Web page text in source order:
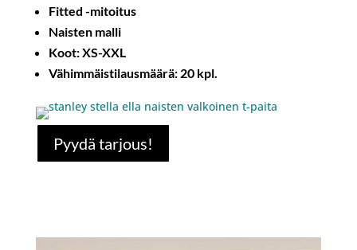
Fitted -mitoitus
Naisten malli
Koot: XS-XXL
Vähimmäistilausmäärä: 20 kpl.
Pyydä tarjous!